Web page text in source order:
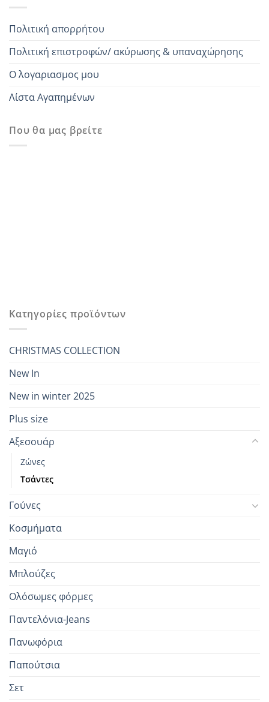
Πολιτική απορρήτου
Πολιτική επιστροφών/ ακύρωσης & υπαναχώρησης
Ο λογαριασμος μου
Λίστα Αγαπημένων
Που θα μας βρείτε
Κατηγορίες προϊόντων
CHRISTMAS COLLECTION
New In
New in winter 2025
Plus size
Αξεσουάρ
Ζώνες
Τσάντες
Γούνες
Κοσμήματα
Μαγιό
Μπλούζες
Ολόσωμες φόρμες
Παντελόνια-Jeans
Πανωφόρια
Παπούτσια
Σετ